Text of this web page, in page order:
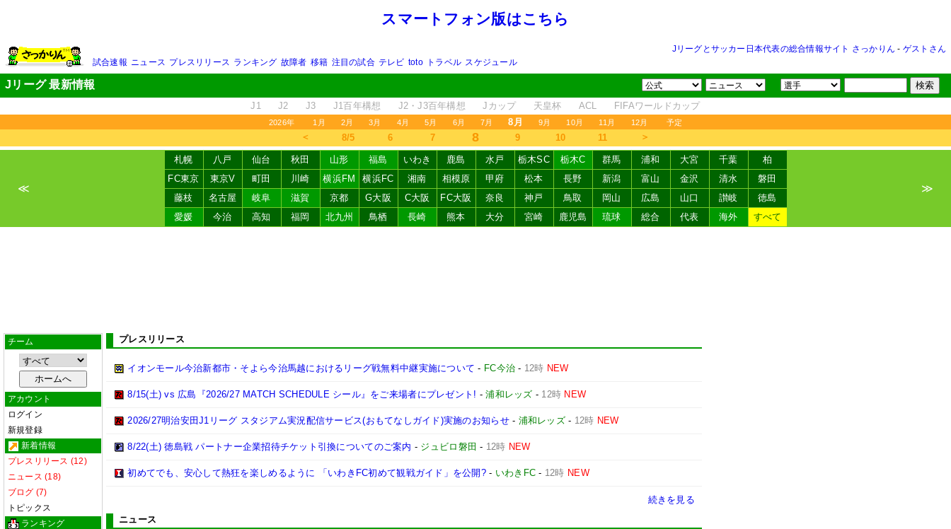
スマートフォン版はこちら
Jリーグとサッカー日本代表の総合情報サイト さっかりん - ゲストさん
試合速報 ニュース プレスリリース ランキング 故障者 移籍 注目の試合 テレビ toto トラベル スケジュール
Jリーグ 最新情報
J1 J2 J3 J1百年構想 J2・J3百年構想 Jカップ 天皇杯 ACL FIFAワールドカップ
2026年 1月 2月 3月 4月 5月 6月 7月 8月 9月 10月 11月 12月 予定
＜ 8/5 6 7 8 9 10 11 ＞
≪
札幌 八戸 仙台 秋田 山形 福島 いわき 鹿島 水戸 栃木SC 栃木C 群馬 浦和 大宮 千葉
柏
FC東京
東京V 町田 川崎 横浜FM 横浜FC 湘南 相模原 甲府 松本 長野 新潟 富山 金沢 清水
磐田
藤枝
名古屋 岐阜 滋賀 京都 G大阪 C大阪 FC大阪 奈良 神戸 鳥取 岡山 広島 山口 讃岐
徳島
愛媛
今治 高知 福岡 北九州 鳥栖 長崎 熊本 大分 宮崎 鹿児島 琉球 総合 代表 海外 すべて
≫
チーム
アカウント
ログイン
新規登録
新着情報
プレスリリース (12)
ニュース (18)
ブログ (7)
トピックス
ランキング
プレスリリース
イオンモール今治新都市・そよら今治馬越におけるリーグ戦無料中継実施について - FC今治 - 12時 NEW
8/15(土) vs 広島『2026/27 MATCH SCHEDULE シール』をご来場者にプレゼント! -浦和レッズ - 12時 NEW
2026/27明治安田J1リーグ スタジアム実況配信サービス(おもてなしガイド)実施のお知らせ- 浦和レッズ- 12時 NEW
8/22(土) 徳島戦 パートナー企業招待チケット引換についてのご案内 - ジュビロ磐田 - 12時 NEW
初めてでも、安心して熱狂を楽しめるように 「いわきFC初めて観戦ガイド」を公開?- いわきFC - 12時 NEW
続きを見る
ニュース